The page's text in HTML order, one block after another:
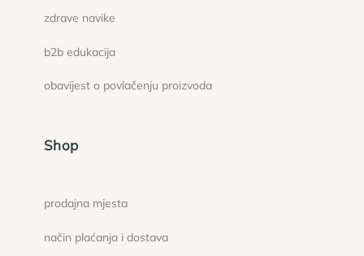
zdrave navike
b2b edukacija
obavijest o povlačenju proizvoda
Shop
prodajna mjesta
način plaćanja i dostava